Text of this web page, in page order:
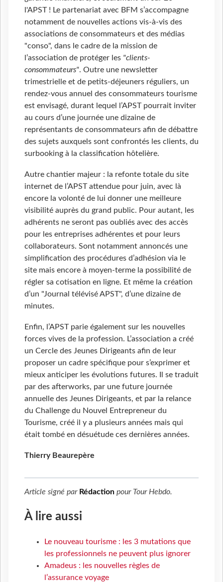
l'APST ! Le partenariat avec BFM s’accompagne
notamment de nouvelles actions vis-à-vis des
associations de consommateurs et des médias
"conso", dans le cadre de la mission de
l’association de protéger les "clients-
consommateurs". Outre une newsletter
trimestrielle et de petits-déjeuners réguliers, un
rendez-vous annuel des consommateurs tourisme
est envisagé, durant lequel l’APST pourrait inviter
au cours d’une journée une dizaine de
représentants de consommateurs afin de débattre
des sujets auxquels sont confrontés les clients, du
surbooking à la classification hôtelière.
Autre chantier majeur : la refonte totale du site
internet de l’APST attendue pour juin, avec là
encore la volonté de lui donner une meilleure
visibilité auprès du grand public. Pour autant, les
adhérents ne seront pas oubliés avec des accès
pour les entreprises adhérentes et pour leurs
collaborateurs. Sont notamment annoncés une
simplification des procédures d’adhésion via le
site mais encore à moyen-terme la possibilité de
régler sa cotisation en ligne. Et même la création
d’un "Journal télévisé APST", d’une dizaine de
minutes.
Enfin, l’APST parie également sur les nouvelles
forces vives de la profession. L’association a créé
un Cercle des Jeunes Dirigeants afin de leur
proposer un cadre spécifique pour s’exprimer et
mieux anticiper les évolutions futures. Il se traduit
par des afterworks, par une future journée
annuelle des Jeunes Dirigeants, et par la relance
du Challenge du Nouvel Entrepreneur du
Tourisme, créé il y a plusieurs années mais qui
était tombé en désuétude ces dernières années.
Thierry Beaurepère
Article signé par Rédaction pour Tour Hebdo.
À lire aussi
Le nouveau tourisme : les 3 mutations que
les professionnels ne peuvent plus ignorer
Amadeus : les nouvelles règles de
l’assurance voyage